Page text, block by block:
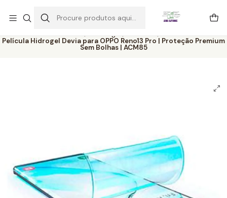
Início Catálogo
Películas
Película Hidrogel Devia para OPPO Reno13 Pro | Proteção Premium
Sem Bolhas | ACM85